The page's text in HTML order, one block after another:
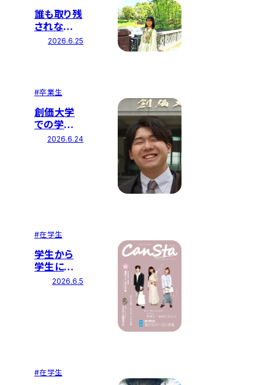
誰も取り残
されない
世界のた
2026.6.25
#卒業生
創価大学
での学びと
人との出会
2026.6.24
#在学生
学生から
学生に発
信するサス
2026.6.5
#在学生